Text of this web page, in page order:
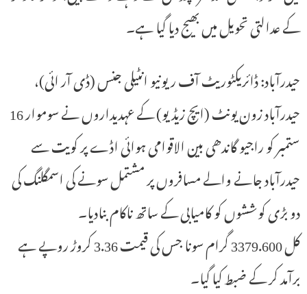
کے عدالتی تحویل میں بھیج دیا گیا ہے۔
حیدرآباد: ڈائریکٹوریٹ آف ریونیو انٹیلی جنس (ڈی آر ائی)،
حیدرآباد زون یونٹ (ایچ زیڈیو) کے عہدیداروں نے سوموار 16
ستمبر کو راجیو گاندھی بین الاقوامی ہوائی اڈے پر کویت سے
حیدرآباد جانے والے مسافروں پر مشتمل سونے کی اسمگلنگ کی
دو بڑی کوششوں کو کامیابی کے ساتھ ناکام بنادیا۔
کل 3379.600 گرام سونا جس کی قیمت 3.36 کروڑ روپے ہے
برآمد کر کے ضبط کیا گیا۔